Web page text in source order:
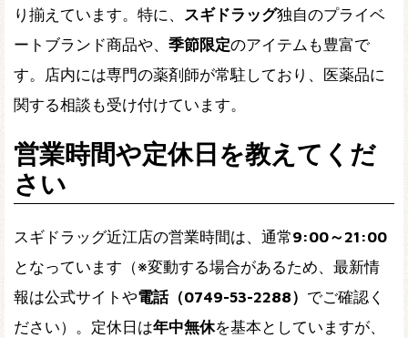
り揃えています。特に、 スギドラッグ独自のプライベ
ートブランド商品や、 季節限定のアイテムも豊富で
す。店内には専門の薬剤師が常駐しており、医薬品に
関する相談も受け付けています。
営業時間や定休日を教えてくだ
さい
スギドラッグ近江店の営業時間は、通常9:00～21:00
となっています（※変動する場合があるため、最新情
報は公式サイトや電話（0749-53-2288） でご確認く
ださい）。定休日は年中無休を基本としていますが、